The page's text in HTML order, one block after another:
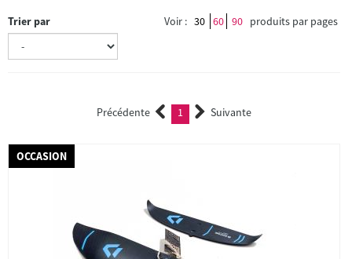
Trier par Voir : 30 60 90 produits par pages
Précédente 1 (current)Suivante
OCCASION